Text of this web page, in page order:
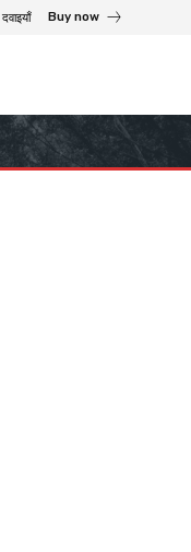
दवाइयाँ Buy now